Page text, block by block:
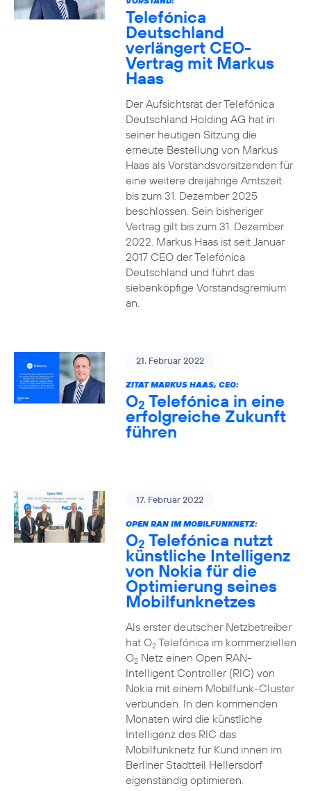
Telefónica
Deutschland
verlängert CEO-
Vertrag mit Markus
Haas
Der Aufsichtsrat der Telefónica
Deutschland Holding AG hat in
seiner heutigen Sitzung die
erneute Bestellung von Markus
Haas als Vorstandsvorsitzenden für
eine weitere dreijährige Amtszeit
bis zum 31. Dezember 2025
beschlossen. Sein bisheriger
Vertrag gilt bis zum 31. Dezember
2022. Markus Haas ist seit Januar
2017 CEO der Telefónica
Deutschland und führt das
siebenköpfige Vorstandsgremium
an.
21. Februar 2022
ZITAT MARKUS HAAS, CEO:
O2 Telefónica in eine
erfolgreiche Zukunft
führen
17. Februar 2022
OPEN RAN IM MOBILFUNKNETZ:
O2 Telefónica nutzt
künstliche Intelligenz
von Nokia für die
Optimierung seines
Mobilfunknetzes
Als erster deutscher Netzbetreiber
hat O2Telefónica im kommerziellen
O2Netz einen Open RAN-
Intelligent Controller (RIC) von
Nokia mit einem Mobilfunk-Cluster
verbunden. In den kommenden
Monaten wird die künstliche
Intelligenz des RIC das
Mobilfunknetz für Kund:innen im
Berliner Stadtteil Hellersdorf
eigenständig optimieren.